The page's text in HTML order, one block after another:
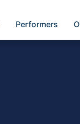
Performers